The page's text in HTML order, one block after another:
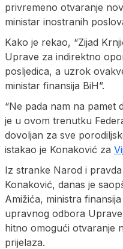
privremeno otvaranje
ministar inostranih
Kako je rekao, “Zijad
Uprave za indirektno
posljedica, a uzrok
ministar finansija BiH”.
“Ne pada nam na pamet
je u ovom trenutku
dovoljan za sve
istakao je Konaković za
Iz stranke Narod i
Konaković, danas je
Amižića, ministra
upravnog odbora
hitno omogući otvaranje
prijelaza.